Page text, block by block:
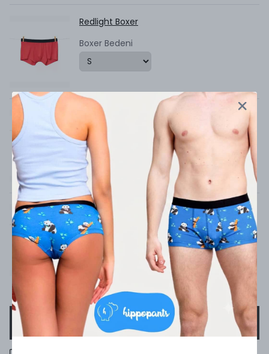
Redlight Boxer
Boxer Bedeni
Redlight Çorap
Çorap Bedeni
Redlight Çorap
Çorap Bedeni
SEPETE EKLE